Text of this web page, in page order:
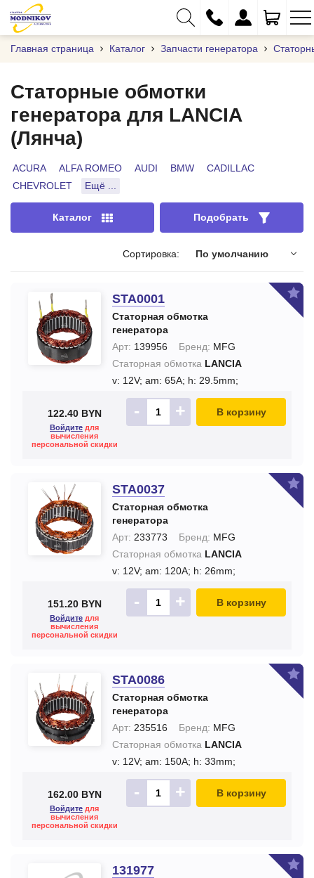
+375 (29) 333-01-01
+375 (29) 262-61-18
Главная страница Каталог Запчасти генератора
Статорные обмотки
генератора для LANCIA
(Лянча)
ACURA ALFA ROMEO AUDI BMW
CADILLAC
CHEVROLET
Ещё ...
Каталог Подобрать
Сортировка: По умолчанию
STA0001
Статорная обмотка
генератора
Арт: 139956 Бренд: MFG
Статорная обмотка LANCIA
v: 12V; am: 65A; h: 29.5mm;
122.40 BYN
Войдите для
вычисления
персональной скидки
- + В корзину
STA0037
Статорная обмотка
генератора
Арт: 233773 Бренд: MFG
Статорная обмотка LANCIA
v: 12V; am: 120A; h: 26mm;
151.20 BYN
Войдите для
вычисления
персональной скидки
- + В корзину
STA0086
Статорная обмотка
генератора
Арт: 235516 Бренд: MFG
Статорная обмотка LANCIA
v: 12V; am: 150A; h: 33mm;
162.00 BYN
Войдите для
вычисления
персональной скидки
- + В корзину
131977